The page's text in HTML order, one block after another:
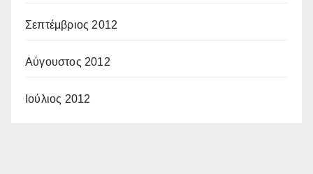
Σεπτέμβριος 2012
Αύγουστος 2012
Ιούλιος 2012